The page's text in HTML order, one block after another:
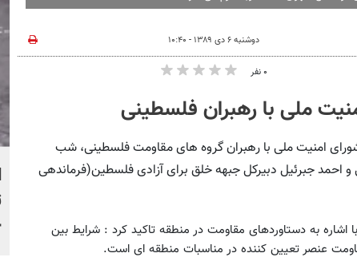
دوشنبه ۶ دی ۱۳۸۹ - ۱۰:۴۰
۰ نفر
ملی با رهبران فلسطینی
امنیت ملی با رهبران گروه های مقاومت فلسطینی، شب
احمد جبرئیل دبیرکل جبهه خلق برای آزادی فلسطین(فرماندهی
با اشاره به دستاوردهای مقاومت در منطقه تاکید کرد : شرایط بین
عنصر تعیین کننده در مناسبات منطقه ای است.
چرا آمریکا از ایران شکست
ژاپن را غافلگیر کرد